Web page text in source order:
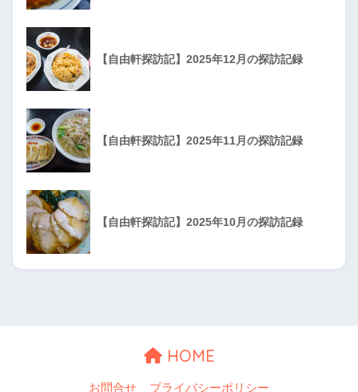
【自由軒探訪記】2025年12月の探訪記録
【自由軒探訪記】2025年11月の探訪記録
【自由軒探訪記】2025年10月の探訪記録
HOME
お問合せ プライバシーポリシー